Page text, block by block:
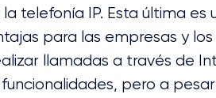
telefonía IP. Esta última es
para las empresas y los
llamadas a través de
pero a